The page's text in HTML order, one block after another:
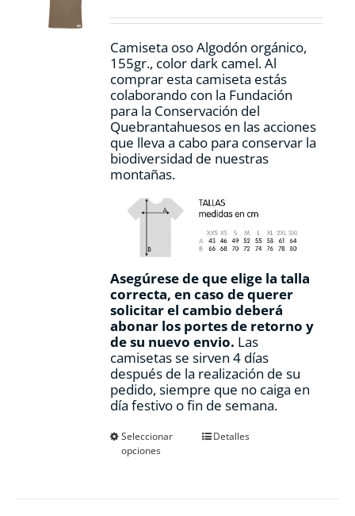
en
página
de
producto
Camiseta oso Algodón orgánico,
155gr., color dark camel. Al
comprar esta camiseta estás
colaborando con la Fundación
para la Conservación del
Quebrantahuesos en las acciones
que lleva a cabo para conservar la
biodiversidad de nuestras
montañas.
Asegúrese de que elige la talla
correcta, en caso de querer
solicitar el cambio deberá
abonar los portes de retorno y
de su nuevo envio. Las
camisetas se sirven 4 días
después de la realización de su
pedido, siempre que no caiga en
día festivo o fin de semana.
Seleccionar
opciones
EsteDetalles